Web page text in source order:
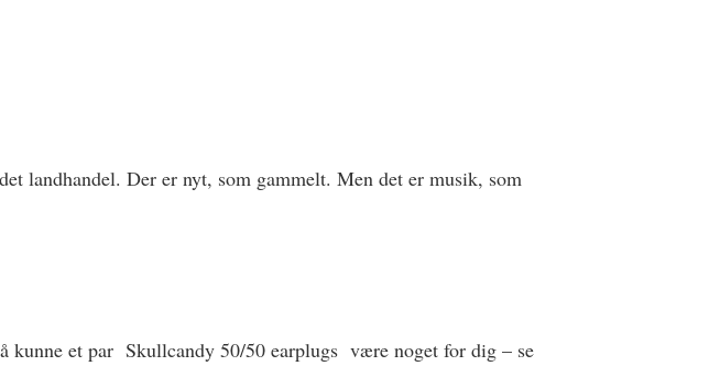
landhandel. Der er nyt, som gammelt. Men det er musik, som
kunne et par Skullcandy 50/50 earplugs være noget for dig – se